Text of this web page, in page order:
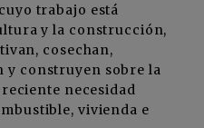
trabajo está
y la construcción,
cosechan,
construyen sobre la
necesidad
vivienda e